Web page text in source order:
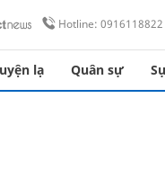
Hotline: 0916118822
lạ Quân sự